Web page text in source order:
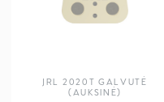
JRL 2020T GALVUTĖ
(AUKSINĖ)